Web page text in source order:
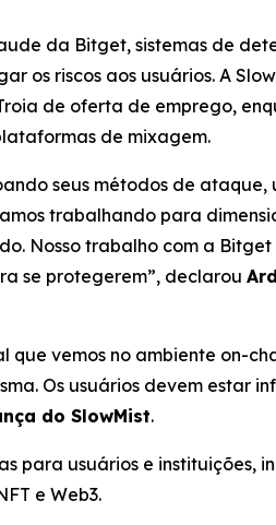
da Bitget, sistemas de
os riscos aos usuários. A
de oferta de emprego,
de mixagem.
seus métodos de
trabalhando para
Nosso trabalho com a
se protegerem”, declarou
vemos no ambiente on-
Os usuários devem
do SlowMist.
para usuários e
e Web3.